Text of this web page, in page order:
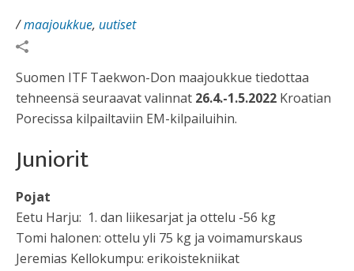
/maajoukkue, uutiset
Suomen ITF Taekwon-Don maajoukkue tiedottaa
tehneensä seuraavat valinnat 26.4.-1.5.2022 Kroatian
Porecissa kilpailtaviin EM-kilpailuihin.
Juniorit
Pojat
Eetu Harju: 1. dan liikesarjat ja ottelu -56 kg
Tomi halonen: ottelu yli 75 kg ja voimamurskaus
Jeremias Kellokumpu: erikoistekniikat